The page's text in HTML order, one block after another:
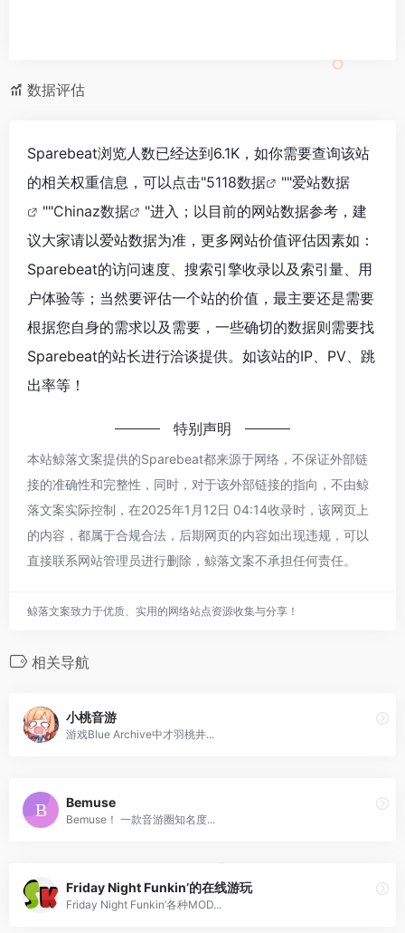
数据评估
Sparebeat浏览人数已经达到6.1K，如你需要查询该站
的相关权重信息，可以点击"5118数据 ""爱站数据
""Chinaz数据
"进入；以目前的网站数据参考，建
议大家请以爱站数据为准，更多网站价值评估因素如：
Sparebeat的访问速度、搜索引擎收录以及索引量、用
户体验等；当然要评估一个站的价值，最主要还是需要
根据您自身的需求以及需要，一些确切的数据则需要找
Sparebeat的站长进行洽谈提供。如该站的IP、PV、跳
出率等！
特别声明
本站鲸落文案提供的Sparebeat都来源于网络，不保证外部链
接的准确性和完整性，同时，对于该外部链接的指向，不由鲸
落文案实际控制，在2025年1月12日 04:14收录时，该网页上
的内容，都属于合规合法，后期网页的内容如出现违规，可以
直接联系网站管理员进行删除，鲸落文案不承担任何责任。
鲸落文案致力于优质、实用的网络站点资源收集与分享！
相关导航
小桃音游
游戏Blue Archive中才羽桃井...
Bemuse
Bemuse！ 一款音游圈知名度...
Friday Night Funkin’的在线游玩
Friday Night Funkin’各种MOD...